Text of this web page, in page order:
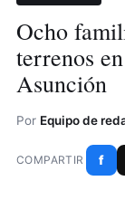
Ocho
terrenos
Asunción
Por Equipo de
COMPARTIR f